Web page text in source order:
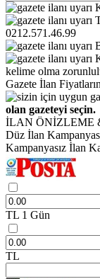
0212.571.46.99
kelime olma
Gazete İlan
olan gazeteyi seçin.
İLAN ÖNİZLEME
Düz İlan
Kampanyasız İlan
TL 1 Gün
TL